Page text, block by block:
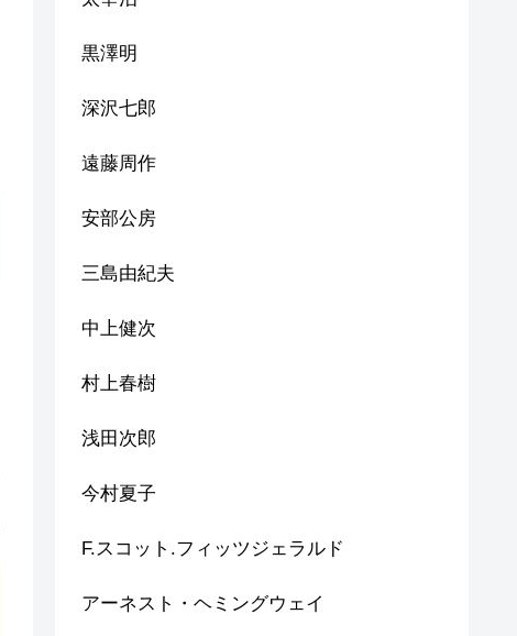
黒澤明
深沢七郎
遠藤周作
安部公房
三島由紀夫
中上健次
村上春樹
浅田次郎
今村夏子
F.スコット.フィッツジェラルド
アーネスト・ヘミングウェイ